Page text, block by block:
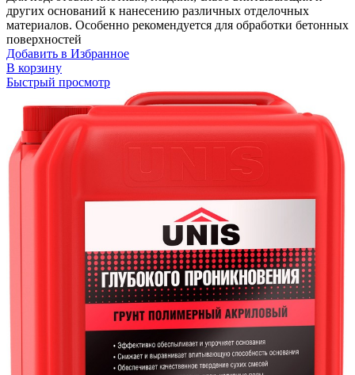
других оснований к нанесению различных отделочных
материалов. Особенно рекомендуется для обработки бетонных
поверхностей
Добавить в Избранное
В корзину
Быстрый просмотр